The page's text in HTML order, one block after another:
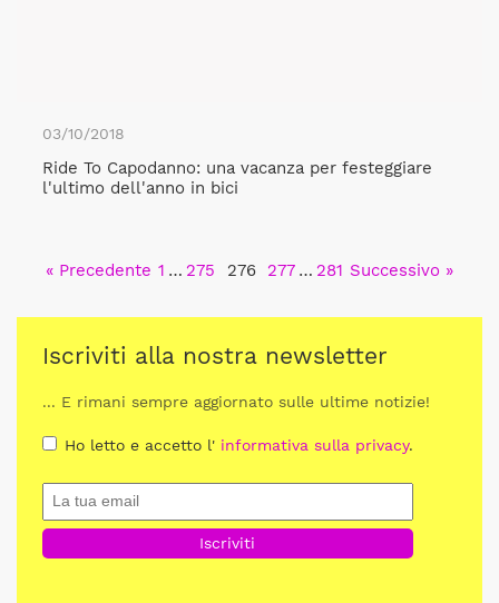
03/10/2018
Ride To Capodanno: una vacanza per festeggiare
l'ultimo dell'anno in bici
« Precedente 1 … 275 276 277 … 281 Successivo »
Iscriviti alla nostra newsletter
... E rimani sempre aggiornato sulle ultime notizie!
Ho letto e accetto l' informativa sulla privacy.